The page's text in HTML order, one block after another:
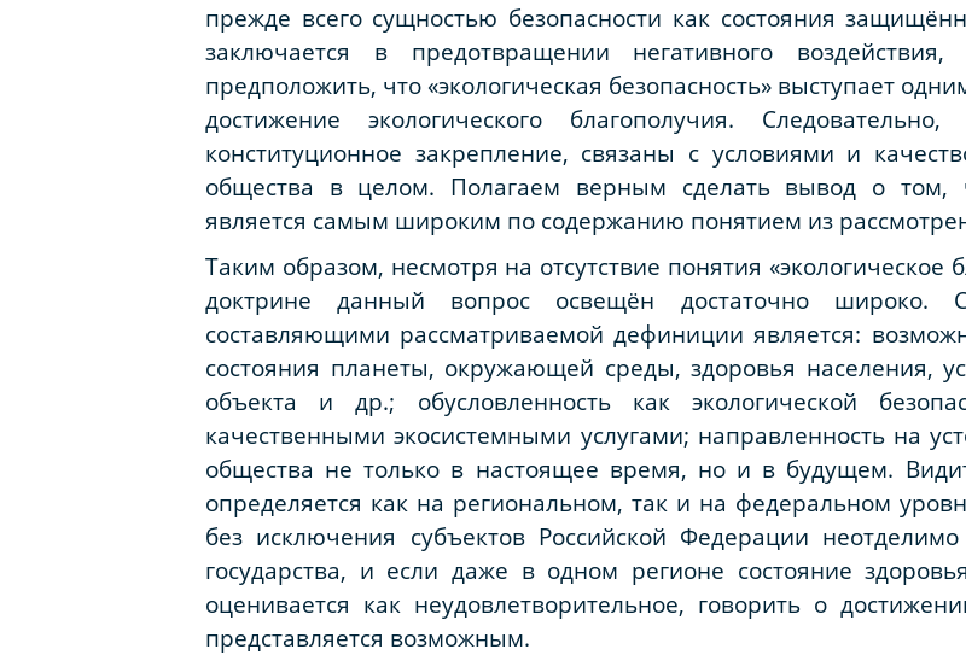
прежде всего сущностью безопасности как состояния
заключается в предотвращении негативного
предположить, что «экологическая безопасность» выступает
достижение экологического благополучия.
конституционное закрепление, связаны с условиями и
общества в целом. Полагаем верным сделать вывод о том,
является самым широким по содержанию понятием из
Таким образом, несмотря на отсутствие понятия «экологическое
доктрине данный вопрос освещён достаточно широко.
составляющими рассматриваемой дефиниции является:
состояния планеты, окружающей среды, здоровья населения,
объекта и др.; обусловленность как экологической
качественными экосистемными услугами; направленность на
общества не только в настоящее время, но и в будущем.
определяется как на региональном, так и на федеральном
без исключения субъектов Российской Федерации неотделимо
государства, и если даже в одном регионе состояние
оценивается как неудовлетворительное, говорить о
представляется возможным.